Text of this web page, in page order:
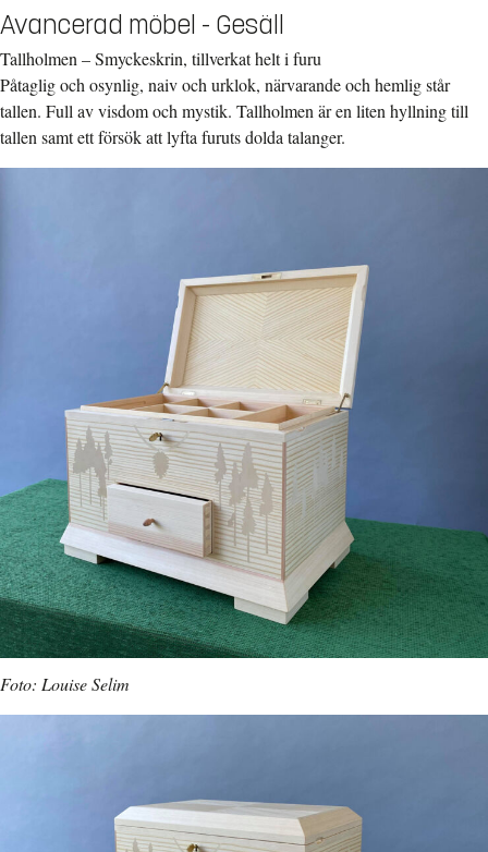
Avancerad möbel - Gesäll
Tallholmen – Smyckeskrin, tillverkat helt i furu
Påtaglig och osynlig, naiv och urklok, närvarande och hemlig står
tallen. Full av visdom och mystik. Tallholmen är en liten hyllning till
tallen samt ett försök att lyfta furuts dolda talanger.
Foto: Louise Selim